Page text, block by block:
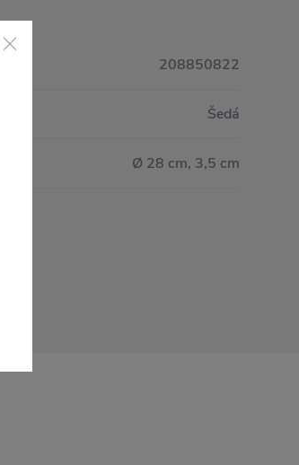
208850822
Šedá
Ø 28 cm, 3,5 cm